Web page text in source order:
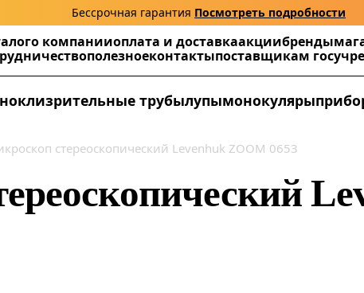
Бессрочная гарантия Посмотреть подробности
о компанииоплата и доставкаакциибренды
полезноеконтактыпоставщикам
зрительные трубылупымонокуляры
стереоскопический Levenhuk ZOOM 0653